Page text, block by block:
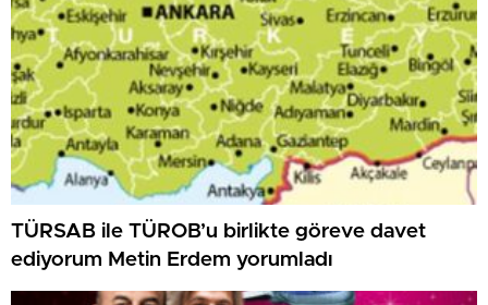
TÜRSAB ile TÜROB’u birlikte göreve davet
ediyorum Metin Erdem yorumladı